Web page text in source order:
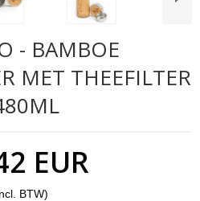
- BAMBOE
MET THEEFILTER
EUR
BTW)